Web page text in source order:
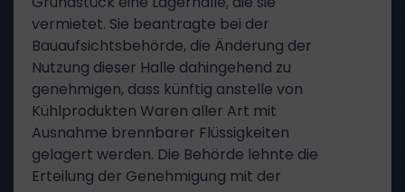
vermietet. Sie beantragte bei der
Bauaufsichtsbehörde, die Änderung der
Nutzung dieser Halle dahingehend zu
genehmigen, dass künftig anstelle von
Kühlprodukten Waren aller Art mit
Ausnahme brennbarer Flüssigkeiten
gelagert werden. Die Behörde lehnte die
Erteilung der Genehmigung mit der